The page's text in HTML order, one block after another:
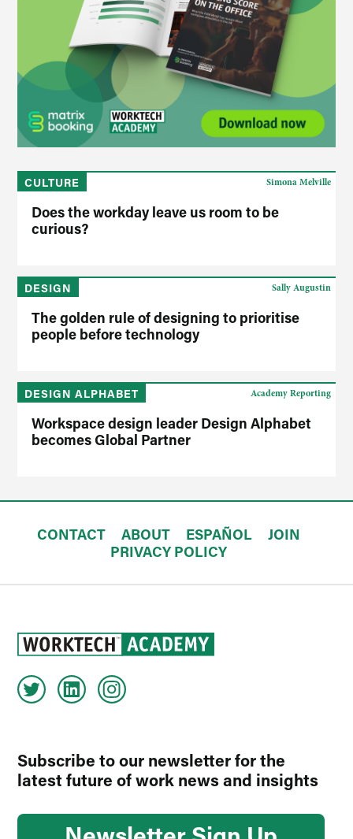
CULTURE
Does the workday leave us room to be
curious?
Simona Melville
DESIGN
The golden rule of designing to prioritise
people before technology
Sally Augustin
DESIGN ALPHABET
Workspace design leader Design Alphabet
becomes Global Partner
Academy Reporting
CONTACT ABOUT ESPAÑOL
JOIN
PRIVACY POLICY
Subscribe to our newsletter for the
latest future of work news and insights